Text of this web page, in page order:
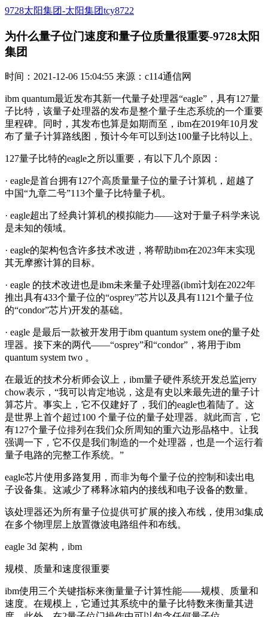
9728太阳集团-太阳集团tcy8722
为什么量子位门速度和量子位质量很重要-9728太阳
集团
时间：2021-12-06 15:04:55 来源：c114通信网
ibm quantum最近发布其新一代量子处理器“eagle”，具有127量
子比特，该量子处理器的发布是整个量子生态系统的一个重要
里程碑。同时，其发布也算是如期而至，ibm在2019年10月发
布了量子计算路线图，预计今年可以到达100量子比特以上。
127量子比特的eagle之所以重要，有以下几个原因：
· eagle是首台拥有127个高质量量子位的量子计算机，超越了
中国“九章二号”113个量子比特量子机。
· eagle超出了经典计算机的模拟能力——这对于量子科学来说
是未知的领域。
· eagle的架构包含许多技术改进，将帮助ibm在2023年末实现
其无摩擦计算的目标。
· eagle 的技术改进也是ibm未来量子处理器(ibm计划在2022年
推出具有433个量子位的“osprey”芯片以及具有1121个量子位
的“condor”芯片)开发的基础。
· eagle 是最后一款被开发用于ibm quantum system one的量子处
理器。接下来的两代——“osprey”和“condor”，将用于ibm
quantum system two 。
在最近的技术分析师会议上，ibm量子硬件系统开发总监jerry
chow表示，“我可以肯定地说，这是有史以来最先进的量子计
算芯片。事实上，它不仅建好了，我们的eagle也着陆了。这
是世界上首个超过100 个量子位的量子处理器。就此而言，它
有127个量子位排列在我们众所周知的重六边形晶格中。让我
强调一下，它不仅是我们制造的一个处理器，也是一个运行着
量子电路的完整工作系统。”
eagle芯片使用多路复用，而非为每个量子位的控制和读出电
子设备集。这减少了稀释冰箱内的接线和电子设备的数量。
该处理器还为所有量子位提供可扩展的接入布线，使用3d集成
在多个物理层上放置微波电路组件和布线。
eagle 3d 架构，ibm
规模、质量和速度很重要
ibm使用三个关键指标来衡量量子计算性能——规模、质量和
速度。在规模上，它通过其系统中的量子比特数来衡量其进